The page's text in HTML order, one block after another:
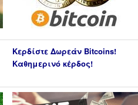
Κερδίστε Δωρεάν Bitcoins!
Καθημερινό κέρδος!